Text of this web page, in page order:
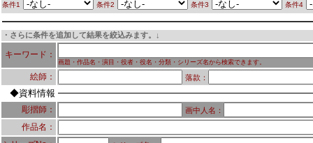
条件1 条件2 条件3 条件4
・さらに条件を追加して結果を絞込みます。↓
キーワード：
画題・作品名・演目・役者・役名・分類・シリーズ名から検索できます。
絵師： 落款：
◆資料情報
彫摺師： 画中人名：
作品名：